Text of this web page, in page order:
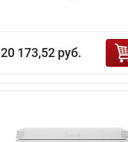
20 173,52 руб.